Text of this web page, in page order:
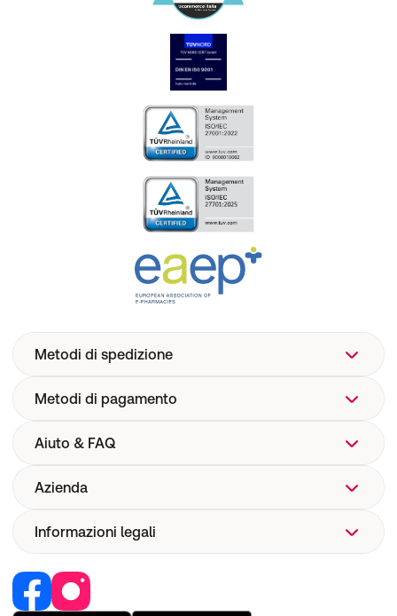
Metodi di spedizione
Metodi di pagamento
Aiuto & FAQ
Aiuto
Spedizione
Sicurezza dispositivi medici
Azienda
Chi siamo
Corporate Website
Lavoro e carriera
I nostri brand
Informazioni legali
Recedere dal contratto